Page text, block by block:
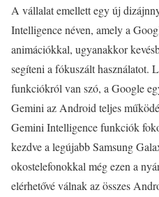
A vállalat emellett egy új
Intelligence néven, amely a
animációkkal, ugyanakkor
segíteni a fókuszált használatot.
funkciókról van szó, a Google
Gemini az Android teljes
Gemini Intelligence funkciók
kezdve a legújabb Samsung
okostelefonokkal még ezen a
elérhetővé válnak az összes